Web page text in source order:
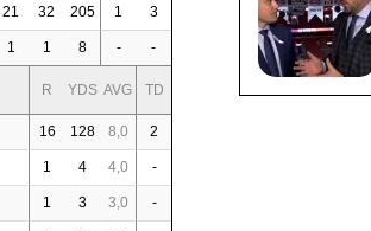
21 32 205 1 3
1 1 8 - -
R YDS AVG TD
16 128 8,0 2
1 4 4,0 -
1 3 3,0 -